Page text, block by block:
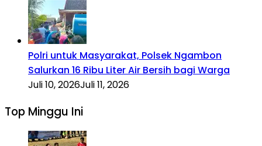
Polri untuk Masyarakat, Polsek Ngambon
Salurkan 16 Ribu Liter Air Bersih bagi Warga
Juli 10, 2026Juli 11, 2026
Top Minggu Ini